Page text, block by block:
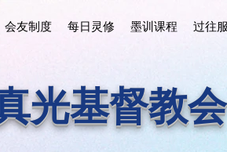
会友制度 每日灵修 墨训课程 过往
光基督教会